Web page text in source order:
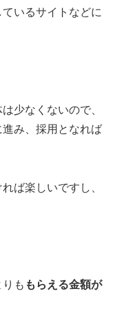
いるサイトなどに
少なくないので、
み、採用となれば
ば楽しいですし、
も もらえる金額が